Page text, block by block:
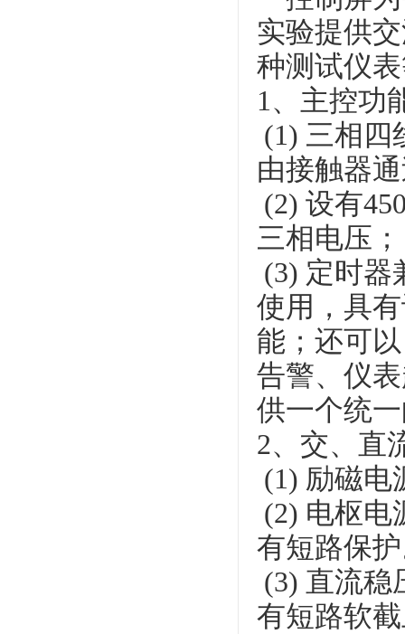
实验提供
种测试仪
1、主控功
(1) 三相四
由接触器
(2) 设有
三相电压；
(3) 定时器
使用，具
能；还可
告警、仪
供一个统
2、交、直
(1) 励磁电
(2) 电枢电
有短路保
(3) 直流稳
有短路软